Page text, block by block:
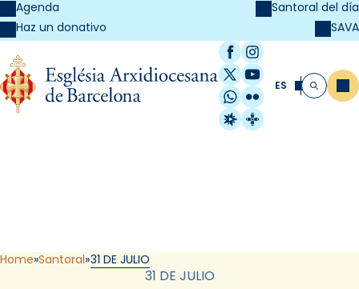
Agenda
Haz un donativo
Santoral del día
SAVA
Facebook
Instagram
X / Twitter
YouTube
WhatsApp
Flickr
Radio Estel
Catalunya
ES Buscar
Home Santoral 31 DE JULIO
31 DE JULIO